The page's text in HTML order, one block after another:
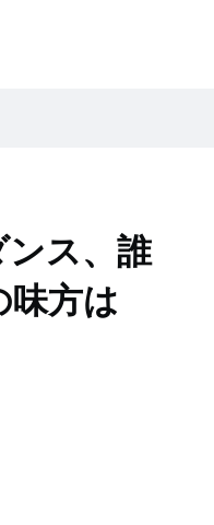
ス、誰
味方は